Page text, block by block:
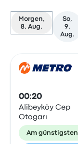
Morgen,
8. Aug.
So,
9.
Aug.
00:20
Alibeyköy Cep
Otogarı
Am günstigsten